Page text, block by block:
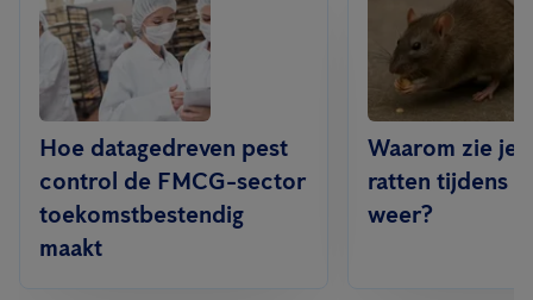
Hoe datagedreven pest
control de FMCG-sector
toekomstbestendig
maakt
Waarom zie je
ratten tijdens
weer?